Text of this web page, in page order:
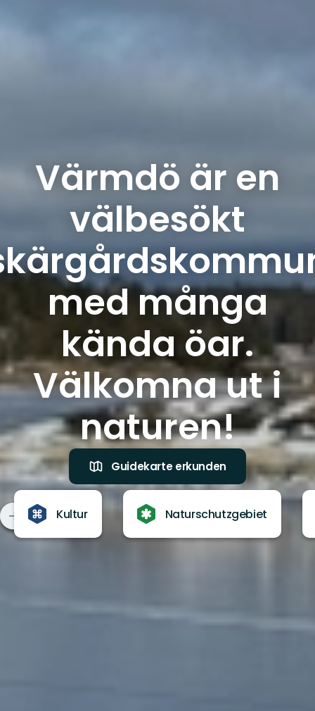
Värmdö är en
välbesökt
med många
kända öar.
Välkomna ut i
naturen!
Guidekarte erkunden
Kultur Naturschutzgebiet